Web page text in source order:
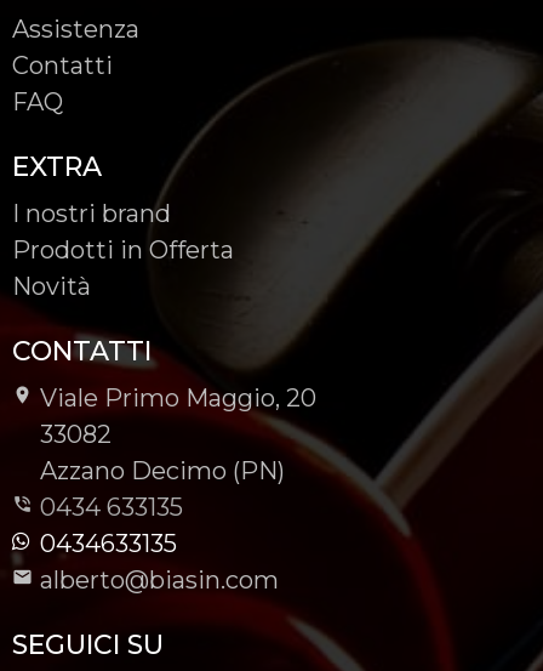
Assistenza
Contatti
FAQ
EXTRA
I nostri brand
Prodotti in Offerta
Novità
CONTATTI
Viale Primo Maggio, 20
-
33082
-
Azzano Decimo (PN)
0434 633135
0434633135
alberto@biasin.com
SEGUICI SU